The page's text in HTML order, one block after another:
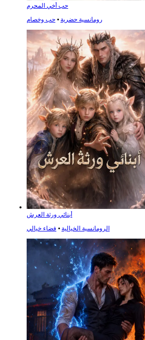
حب أخي المحرم
رومانسية حضرية ⦁ حب وخصام
أبنائي ورثة العرش
الرومانسية الخيالية ⦁ فضاء خيالي